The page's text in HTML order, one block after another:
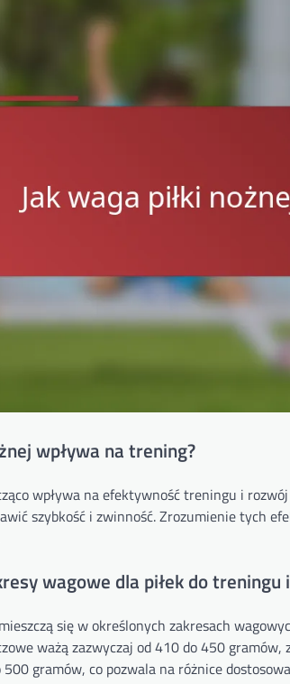
wpływa na trening?
wpływa na efektywność treningu i
szybkość i zwinność. Zrozumienie tych
wagowe dla piłek do treningu
się w określonych zakresach
ważą zazwyczaj od 410 do 450
500 gramów, co pozwala na różnice